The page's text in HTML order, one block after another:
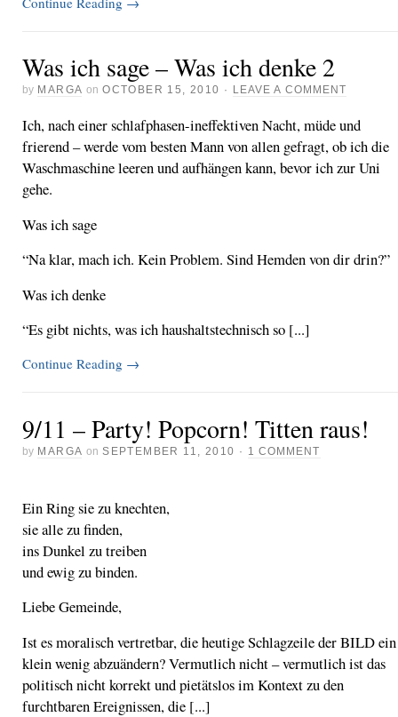
Was ich sage – Was ich denke 2
by MARGA on OCTOBER 15, 2010 · LEAVE A COMMENT
Ich, nach einer schlafphasen-ineffektiven Nacht, müde und
frierend – werde vom besten Mann von allen gefragt, ob ich die
Waschmaschine leeren und aufhängen kann, bevor ich zur Uni
gehe.
Was ich sage
“Na klar, mach ich. Kein Problem. Sind Hemden von dir drin?”
Was ich denke
“Es gibt nichts, was ich haushaltstechnisch so [...]
Continue Reading →
9/11 – Party! Popcorn! Titten raus!
by MARGA on SEPTEMBER 11, 2010 · 1 COMMENT
Ein Ring sie zu knechten,
sie alle zu finden,
ins Dunkel zu treiben
und ewig zu binden.
Liebe Gemeinde,
Ist es moralisch vertretbar, die heutige Schlagzeile der BILD ein
klein wenig abzuändern? Vermutlich nicht – vermutlich ist das
politisch nicht korrekt und pietätslos im Kontext zu den
furchtbaren Ereignissen, die [...]